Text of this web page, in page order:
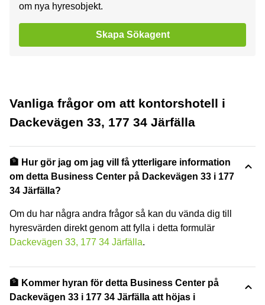
om nya hyresobjekt.
Skapa Sökagent
Vanliga frågor om att kontorshotell i
Dackevägen 33, 177 34 Järfälla
🏦 Hur gör jag om jag vill få ytterligare information
om detta Business Center på Dackevägen 33 i 177
34 Järfälla?
Om du har några andra frågor så kan du vända dig till
hyresvärden direkt genom att fylla i detta formulär
Dackevägen 33, 177 34 Järfälla.
🏦 Kommer hyran för detta Business Center på
Dackevägen 33 i 177 34 Järfälla att höjas i